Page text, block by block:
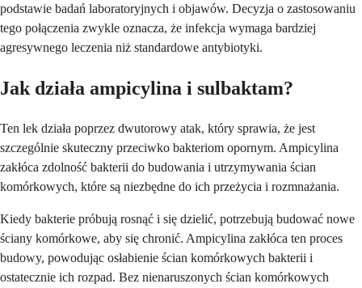
podstawie badań laboratoryjnych i objawów. Decyzja o zastosowaniu
tego połączenia zwykle oznacza, że infekcja wymaga bardziej
agresywnego leczenia niż standardowe antybiotyki.
Jak działa ampicylina i sulbaktam?
Ten lek działa poprzez dwutorowy atak, który sprawia, że jest
szczególnie skuteczny przeciwko bakteriom opornym. Ampicylina
zakłóca zdolność bakterii do budowania i utrzymywania ścian
komórkowych, które są niezbędne do ich przeżycia i rozmnażania.
Kiedy bakterie próbują rosnąć i się dzielić, potrzebują budować nowe
ściany komórkowe, aby się chronić. Ampicylina zakłóca ten proces
budowy, powodując osłabienie ścian komórkowych bakterii i
ostatecznie ich rozpad. Bez nienaruszonych ścian komórkowych